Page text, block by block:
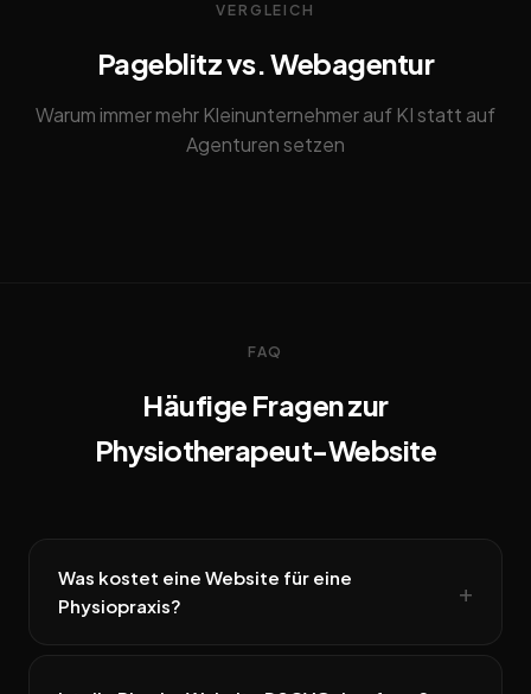
VERGLEICH
Pageblitz vs. Webagentur
Warum immer mehr Kleinunternehmer auf KI statt auf
Agenturen setzen
FAQ
Häufige Fragen zur
Physiotherapeut-Website
Was kostet eine Website für eine
Physiopraxis?